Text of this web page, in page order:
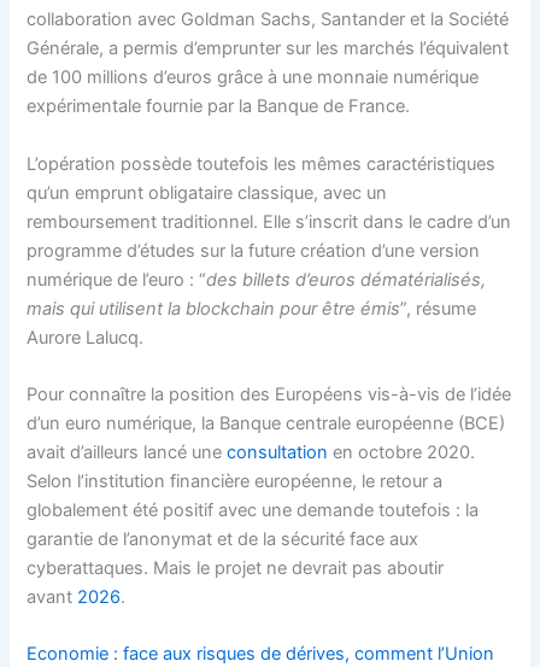
collaboration avec Goldman Sachs, Santander et la Société
Générale, a permis d’emprunter sur les marchés l’équivalent
de 100 millions d’euros grâce à une monnaie numérique
expérimentale fournie par la Banque de France.
L’opération possède toutefois les mêmes caractéristiques
qu’un emprunt obligataire classique, avec un
remboursement traditionnel. Elle s’inscrit dans le cadre d’un
programme d’études sur la future création d’une version
numérique de l’euro : “des billets d’euros dématérialisés,
mais qui utilisent la blockchain pour être émis”, résume
Aurore Lalucq.
Pour connaître la position des Européens vis-à-vis de l’idée
d’un euro numérique, la Banque centrale européenne (BCE)
avait d’ailleurs lancé uneconsultation en octobre 2020.
Selon l’institution financière européenne, le retour a
globalement été positif avec une demande toutefois : la
garantie de l’anonymat et de la sécurité face aux
cyberattaques. Mais le projet ne devrait pas aboutir
avant 2026.
Economie : face aux risques de dérives, comment l’Union